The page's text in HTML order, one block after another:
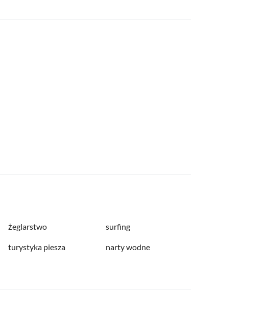
żeglarstwo surfing
turystyka piesza narty wodne